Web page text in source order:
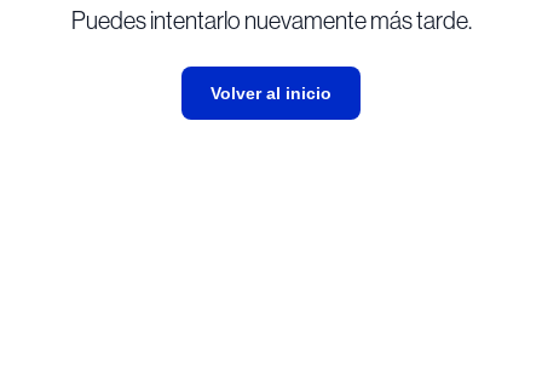
Puedes intentarlo nuevamente más tarde.
Volver al inicio